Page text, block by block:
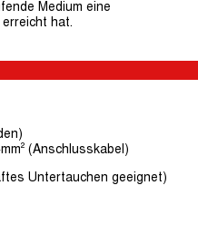
Medium eine
hat.
(Anschlusskabel)
Untertauchen geeignet)